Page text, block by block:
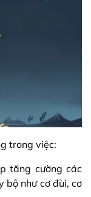
trong việc:
tăng cường các
bộ như cơ đùi, cơ